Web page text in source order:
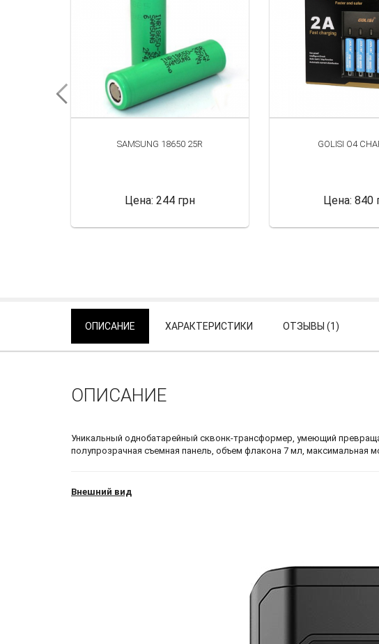
SAMSUNG 18650 25R
Цена: 244 грн
GOLISI O4
Цена: 840
ОПИСАНИЕ ХАРАКТЕРИСТИКИ ОТЗЫВЫ (1)
ОПИСАНИЕ
Уникальный однобатарейный сквонк-трансформер, умеющий
полупрозрачная съемная панель, объем флакона 7 мл,
Внешний вид